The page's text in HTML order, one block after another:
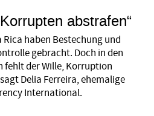
abstrafen“
haben Bestechung und
gebracht. Doch in den
fehlt der Wille, Korruption
Delia Ferreira, ehemalige
International.